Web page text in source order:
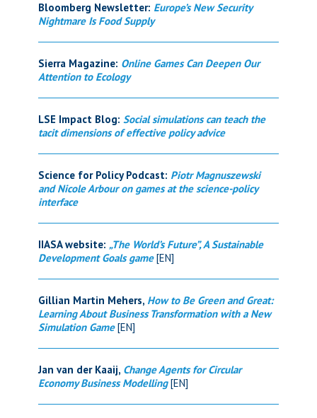
Bloomberg Newsletter: Europe’s New Security
Nightmare Is Food Supply
Sierra Magazine: Online Games Can Deepen Our
Attention to Ecology
LSE Impact Blog: Social simulations can teach the
tacit dimensions of effective policy advice
Science for Policy Podcast: Piotr Magnuszewski
and Nicole Arbour on games at the science-policy
interface
IIASA website: „The World’s Future”, A Sustainable
Development Goals game[EN]
Gillian Martin Mehers, How to Be Green and Great:
Learning About Business Transformation with a New
Simulation Game[EN]
Jan van der Kaaij, Change Agents for Circular
Economy Business Modelling[EN]